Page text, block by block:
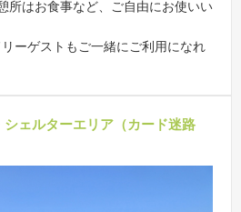
所はお食事など、ご自由にお使いい
ーゲストもご一緒にご利用になれ
シェルターエリア（カード迷路